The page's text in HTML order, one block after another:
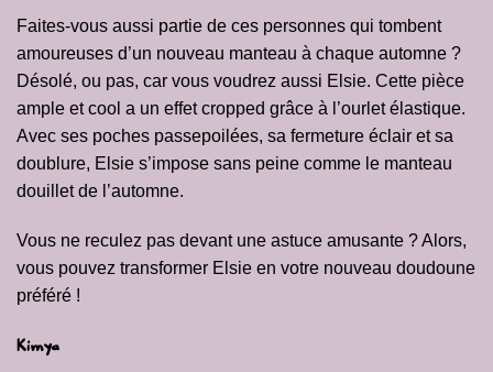
Faites-vous aussi partie de ces personnes qui tombent
amoureuses d’un nouveau manteau à chaque automne ?
Désolé, ou pas, car vous voudrez aussi Elsie. Cette pièce
ample et cool a un effet cropped grâce à l’ourlet élastique.
Avec ses poches passepoilées, sa fermeture éclair et sa
doublure, Elsie s’impose sans peine comme le manteau
douillet de l’automne.
Vous ne reculez pas devant une astuce amusante ? Alors,
vous pouvez transformer Elsie en votre nouveau doudoune
préféré !
Kimya